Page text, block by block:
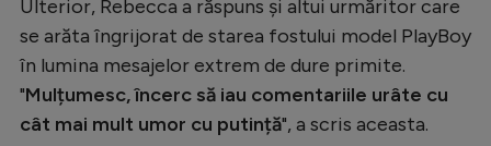
Ulterior, Rebecca a răspuns și altui urmăritor care
se arăta îngrijorat de starea fostului model PlayBoy
în lumina mesajelor extrem de dure primite.
"Mulțumesc, încerc să iau comentariile urâte cu
cât mai mult umor cu putință", a scris aceasta.